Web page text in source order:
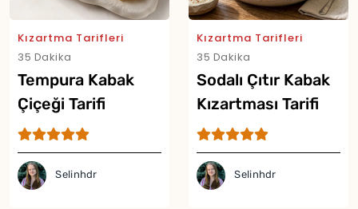
Kızartma Tarifleri
35 Dakika
Tempura Kabak
Çiçeği Tarifi
Selinhdr
Kızartma Tarifleri
35 Dakika
Sodalı Çıtır Kabak
Kızartması Tarifi
Selinhdr